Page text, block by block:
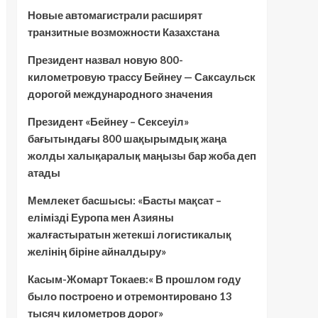
Новые автомагистрали расширят
транзитные возможности Казахстана
Президент назвал новую 800-
километровую трассу Бейнеу — Саксаульск
дорогой международного значения
Президент «Бейнеу – Сексеуіл»
бағытындағы 800 шақырымдық жаңа
жолды халықаралық маңызы бар жоба деп
атады
Мемлекет басшысы: «Басты мақсат –
елімізді Еуропа мен Азияны
жалғастыратын жетекші логистикалық
желінің біріне айналдыру»
Касым-Жомарт Токаев:« В прошлом году
было построено и отремонтировано 13
тысяч километров дорог»